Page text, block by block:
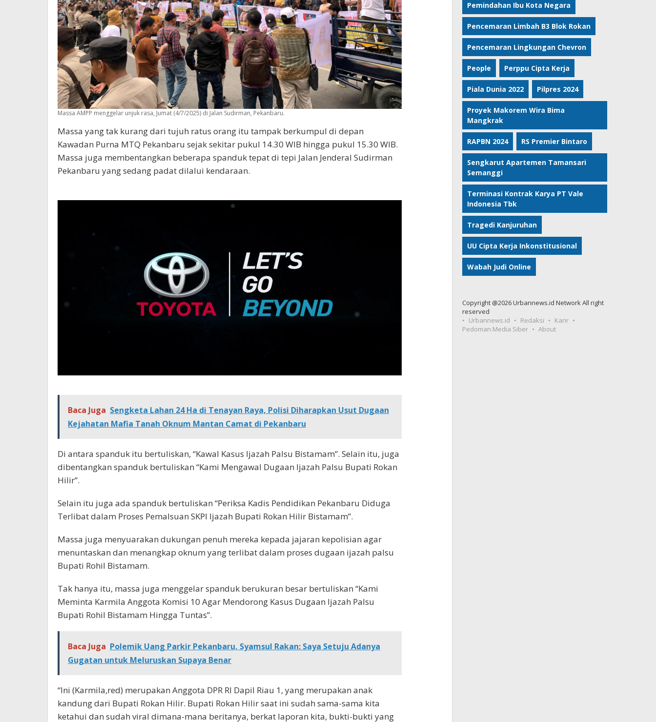
Massa AMPP menggelar unjuk rasa, Jumat (4/7/2025) di Jalan Sudirman, Pekanbaru.
Massa yang tak kurang dari tujuh ratus orang itu tampak berkumpul di depan
Kawadan Purna MTQ Pekanbaru sejak sekitar pukul 14.30 WIB hingga pukul 15.30 WIB.
Massa juga membentangkan beberapa spanduk tepat di tepi Jalan Jenderal Sudirman
Pekanbaru yang sedang padat dilalui kendaraan.
Baca Juga Sengketa Lahan 24 Ha di Tenayan Raya, Polisi Diharapkan Usut Dugaan
Kejahatan Mafia Tanah Oknum Mantan Camat di Pekanbaru
Di antara spanduk itu bertuliskan, “Kawal Kasus Ijazah Palsu Bistamam”. Selain itu, juga
dibentangkan spanduk bertuliskan “Kami Mengawal Dugaan Ijazah Palsu Bupati Rokan
Hilir”.
Selain itu juga ada spanduk bertuliskan “Periksa Kadis Pendidikan Pekanbaru Diduga
Terlibat dalam Proses Pemalsuan SKPI Ijazah Bupati Rokan Hilir Bistamam”.
Massa juga menyuarakan dukungan penuh mereka kepada jajaran kepolisian agar
menuntaskan dan menangkap oknum yang terlibat dalam proses dugaan ijazah palsu
Bupati Rohil Bistamam.
Tak hanya itu, massa juga menggelar spanduk berukuran besar bertuliskan “Kami
Meminta Karmila Anggota Komisi 10 Agar Mendorong Kasus Dugaan Ijazah Palsu
Bupati Rohil Bistamam Hingga Tuntas”.
Baca Juga Polemik Uang Parkir Pekanbaru, Syamsul Rakan: Saya Setuju Adanya
Gugatan untuk Meluruskan Supaya Benar
“Ini (Karmila,red) merupakan Anggota DPR RI Dapil Riau 1, yang merupakan anak
kandung dari Bupati Rokan Hilir. Bupati Rokan Hilir saat ini sudah sama-sama kita
ketahui dan sudah viral dimana-mana beritanya, berkat laporan kita, bukti-bukti yang
Pemindahan Ibu Kota Negara
Pencemaran Limbah B3 Blok Rokan
Pencemaran Lingkungan Chevron
People Perppu Cipta Kerja
Piala Dunia 2022 Pilpres 2024
Proyek Makorem Wira Bima
Mangkrak
RAPBN 2024 RS Premier Bintaro
Sengkarut Apartemen Tamansari
Semanggi
Terminasi Kontrak Karya PT Vale
Indonesia Tbk
Tragedi Kanjuruhan
UU Cipta Kerja Inkonstitusional
Wabah Judi Online
Copyright @2026 Urbannews.id Network All right
reserved
Urbannews.id
Redaksi
Karir
Pedoman Media Siber
About